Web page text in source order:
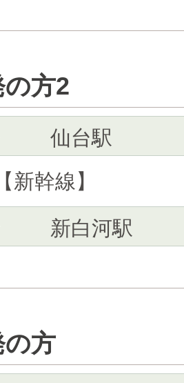
方2
仙台駅
【新幹線】
新白河駅
の方